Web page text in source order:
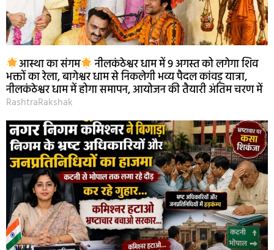
आस्था का संगम नीलकंठेश्वर धाम में 9 अगस्त को लगेगा शिव
भक्तों का रेला, बागेश्वर धाम से निकलेगी भव्य पैदल कांवड़ यात्रा,
नीलकंठेश्वर धाम में होगा समापन, आयोजन की तैयारी अंतिम चरण में
RashtraRakshak